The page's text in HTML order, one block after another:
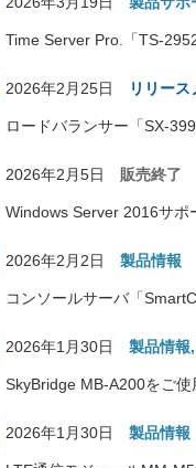
Time Server Pro.「TS-
2026年2月25日 リリース
ロードバランサー「SX-
2026年2月5日 販売終了
Windows Server 2016サポ
2026年2月2日 製品情報
コンソールサーバ「
2026年1月30日 製品情報,
SkyBridge MB-A200をご
2026年1月30日 製品情報